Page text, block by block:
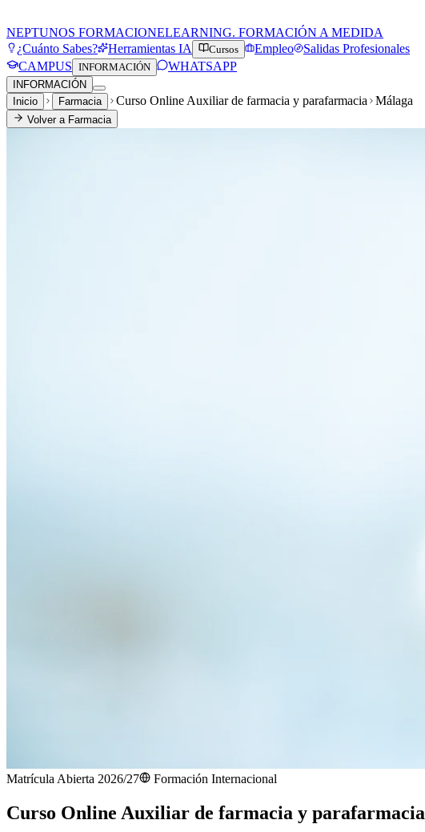
NEPTUNOS FORMACIONELEARNING. FORMACIÓN A MEDIDA
¿Cuánto Sabes?
Herramientas IA Cursos Empleo
Salidas Profesionales
CAMPUS INFORMACIÓN WHATSAPP
INFORMACIÓN
Inicio
Farmacia Curso Online Auxiliar de farmacia y parafarmacia Málaga
Volver a Farmacia
Matrícula Abierta 2026/27 Formación Internacional
Curso Online Auxiliar de farmacia y parafarmacia